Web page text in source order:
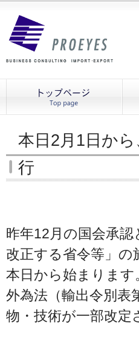
本日2月1日か
行
昨年12月の国会承
改正する省令等」の
本日から始まります
外為法（輸出令別表
物・技術が一部改定